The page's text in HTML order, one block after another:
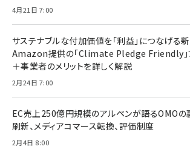
4月21日 7:00
サステナブルな付加価値を「利益」につなげる
Amazon提供の「Climate Pledge Friendly」
＋事業者のメリットを詳しく解説
2月24日 7:00
EC売上250億円規模のアルペンが語るOMO
刷新、メディアコマース転換、評価制度
2月4日 8:00